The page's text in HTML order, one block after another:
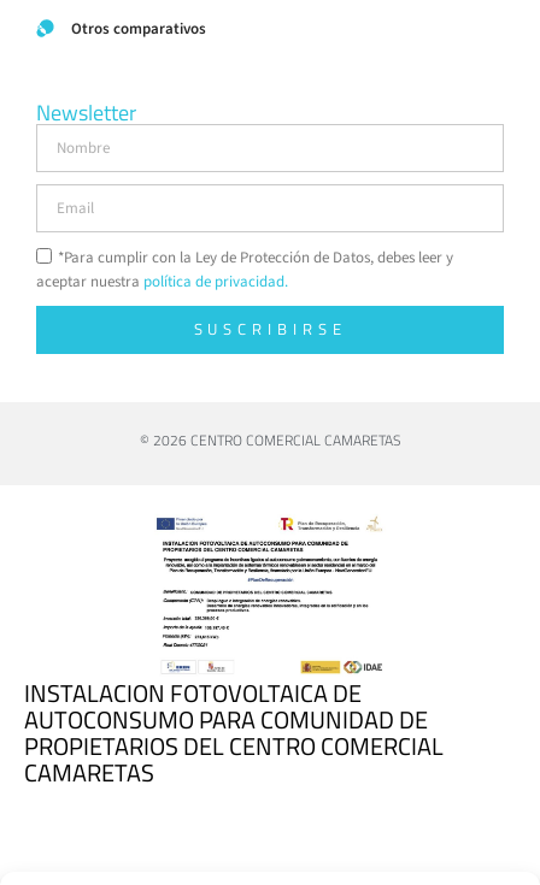
Otros comparativos
Newsletter
*Para cumplir con la Ley de Protección de Datos, debes leer y
aceptar nuestra política de privacidad.
SUSCRIBIRSE
© 2026 CENTRO COMERCIAL CAMARETAS
INSTALACION FOTOVOLTAICA DE
AUTOCONSUMO PARA COMUNIDAD DE
PROPIETARIOS DEL CENTRO COMERCIAL
CAMARETAS